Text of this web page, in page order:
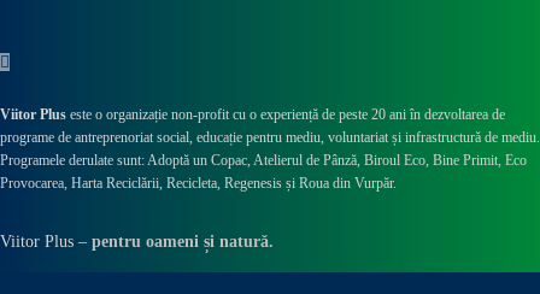
Viitor Plus este o organizație non-profit cu o experiență de peste 20 ani în dezvoltarea de
programe de antreprenoriat social, educație pentru mediu, voluntariat și infrastructură de mediu.
Programele derulate sunt: Adoptă un Copac, Atelierul de Pânză, Biroul Eco, Bine Primit, Eco
Provocarea, Harta Reciclării, Recicleta, Regenesis și Roua din Vurpăr.
Viitor Plus – pentru oameni și natură.